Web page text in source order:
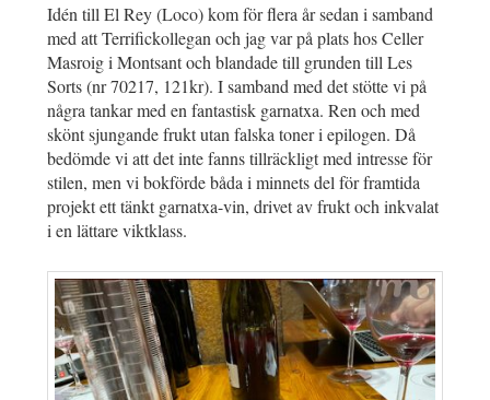
Idén till El Rey (Loco) kom för flera år sedan i samband
med att Terrifickollegan och jag var på plats hos Celler
Masroig i Montsant och blandade till grunden till Les
Sorts (nr 70217, 121kr). I samband med det stötte vi på
några tankar med en fantastisk garnatxa. Ren och med
skönt sjungande frukt utan falska toner i epilogen. Då
bedömde vi att det inte fanns tillräckligt med intresse för
stilen, men vi bokförde båda i minnets del för framtida
projekt ett tänkt garnatxa-vin, drivet av frukt och inkvalat
i en lättare viktklass.